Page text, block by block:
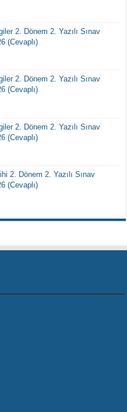
2. Dönem 2. Yazılı Sınav
(Cevaplı)
2. Dönem 2. Yazılı Sınav
(Cevaplı)
2. Dönem 2. Yazılı Sınav
(Cevaplı)
2. Dönem 2. Yazılı Sınav
(Cevaplı)